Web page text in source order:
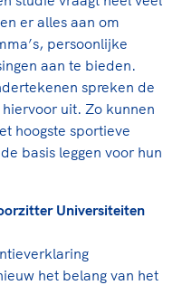
belangrijk
gewenst en
er alles aan om
persoonlijke
aan te bieden.
spreken de
uit. Zo kunnen
hoogste sportieve
basis leggen voor hun
Universiteiten
het belang van het